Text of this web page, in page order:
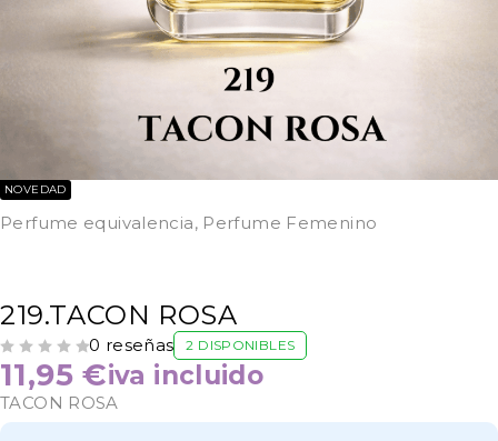
NOVEDAD
Perfume equivalencia, Perfume Femenino
219.TACON ROSA
0 reseñas 2 DISPONIBLES
11,95€iva incluido
TACON ROSA